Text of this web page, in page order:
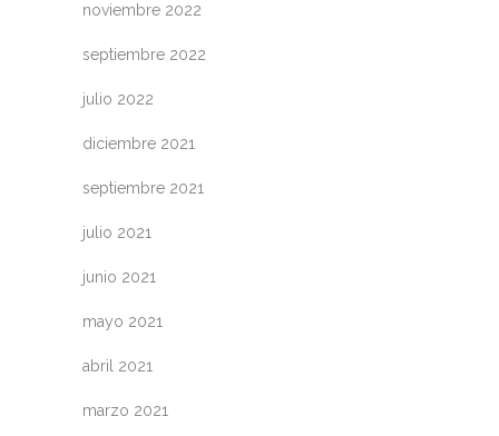
noviembre 2022
septiembre 2022
julio 2022
diciembre 2021
septiembre 2021
julio 2021
junio 2021
mayo 2021
abril 2021
marzo 2021